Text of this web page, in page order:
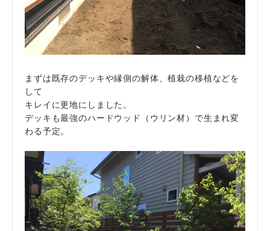
まずは既存のデッキや縁側の解体、植栽の移植などを
して
キレイに更地にしました。
デッキも最強のハードウッド（ウリン材）で生まれ変
わる予定。